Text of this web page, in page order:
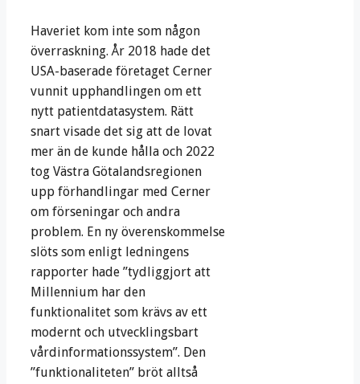
Haveriet kom inte som någon
överraskning. År 2018 hade det
USA-baserade företaget Cerner
vunnit upphandlingen om ett
nytt patientdatasystem. Rätt
snart visade det sig att de lovat
mer än de kunde hålla och 2022
tog Västra Götalandsregionen
upp förhandlingar med Cerner
om förseningar och andra
problem. En ny överenskommelse
slöts som enligt ledningens
rapporter hade ”tydliggjort att
Millennium har den
funktionalitet som krävs av ett
modernt och utvecklingsbart
vårdinformationssystem”. Den
”funktionaliteten” bröt alltså